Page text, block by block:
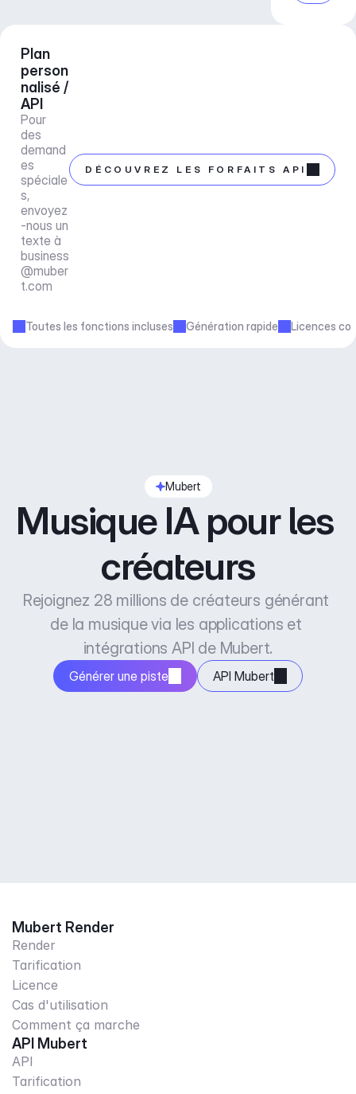
Plan
person
nalisé /
API
Pour
des
demand
es
spéciale
s,
envoyez
-nous un
business
@muber
t.com
DÉCOUVREZ LES FORFAITS API
Toutes les fonctions incluses Génération rapide Licences
Mubert
Musique IA pour les
créateurs
Rejoignez 28 millions de créateurs générant
de la musique via les applications et
intégrations API de Mubert.
Générer une piste API Mubert
Mubert Render
Render
Tarification
Licence
Cas d'utilisation
Comment ça marche
API Mubert
API
Tarification